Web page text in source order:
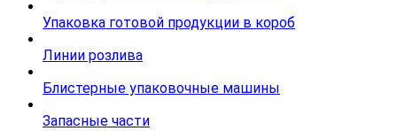
Упаковка готовой продукции в короб
Линии розлива
Блистерные упаковочные машины
Запасные части